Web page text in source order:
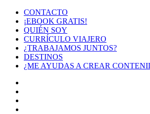
CONTACTO
¡EBOOK GRATIS!
QUIÉN SOY
CURRÍCULO VIAJERO
¿TRABAJAMOS JUNTOS?
DESTINOS
¿ME AYUDAS A CREAR